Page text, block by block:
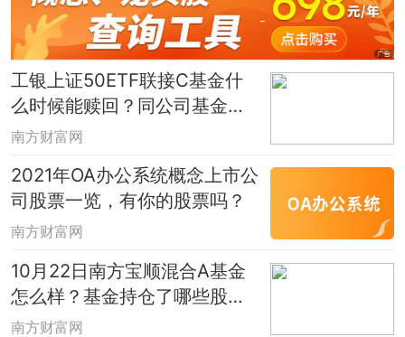
工银上证50ETF联接C基金什
么时候能赎回？同公司基金表
现如何？
南方财富网
2021年OA办公系统概念上市公
司股票一览，有你的股票吗？
南方财富网
10月22日南方宝顺混合A基金
怎么样？基金持仓了哪些股票
和债券？
南方财富网